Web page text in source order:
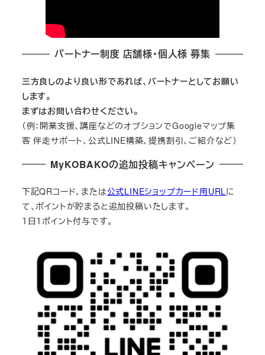
パートナー制度 店舗様・個人様 募集
三方良しのより良い形であれば、パートナーとしてお願い
します。
まずはお問い合わせください。
（例：開業支援、講座などのオプションでGoogleマップ集
客 伴走サポート、公式LINE構築、提携割引、ご紹介など）
MyKOBAKOの追加投稿キャンペーン
下記QRコード、または公式LINEショップカード用URLに
て、ポイントが貯まると追加投稿いたします。
１日１ポイント付与です。